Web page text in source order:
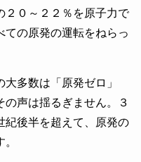
２０～２２％を原子力で
ての原発の運転をねらっ
多数は「原発ゼロ」
の声は揺るぎません。３
紀後半を超えて、原発の